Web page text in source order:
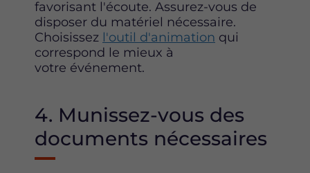
favorisant l'écoute. Assurez-vous de
disposer du matériel nécessaire.
Choisissez l'outil d'animation qui
correspond le mieux à
votre événement.
4. Munissez-vous des
documents nécessaires